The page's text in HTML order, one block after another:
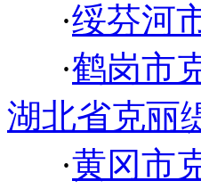
·绥芬河
·鹤岗市
湖北省克丽
·黄冈市